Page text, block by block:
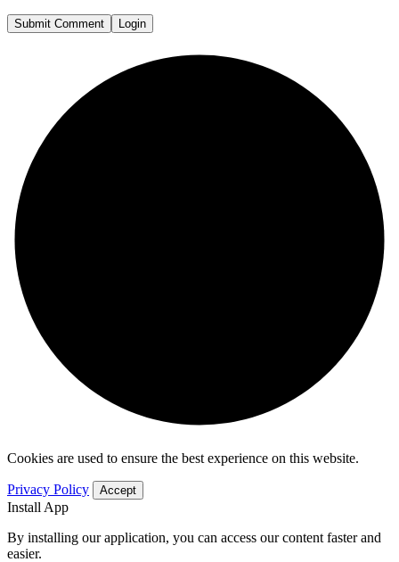
Submit Comment Login
Cookies are used to ensure the best experience on this website.
Privacy Policy Accept
Install App
By installing our application, you can access our content faster and
easier.